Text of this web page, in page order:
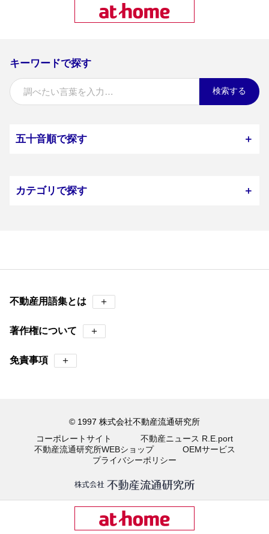
キーワードで探す
検索する
五十音順で探す ＋
カテゴリで探す ＋
不動産用語集とは ＋
著作権について ＋
免責事項 ＋
© 1997 株式会社不動産流通研究所
コーポレートサイト
不動産ニュース R.E.port
不動産流通研究所WEBショップ
OEMサービス
プライバシーポリシー